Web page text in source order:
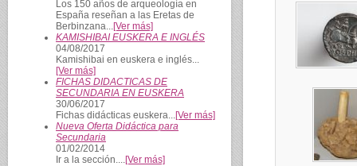
Los 150 años de arqueología en
España reseñan a las Eretas de
Berbinzana...[Ver más]
KAMISHIBAI EUSKERA E INGLÉS
04/08/2017
Kamishibai en euskera e inglés...
[Ver más]
FICHAS DIDACTICAS DE
SECUNDARIA EN EUSKERA
30/06/2017
Fichas didácticas euskera...[Ver más]
Nueva Oferta Didáctica para
Secundaria
01/02/2014
Ir a la sección....[Ver más]